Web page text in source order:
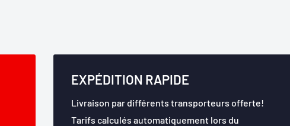
EXPÉDITION RAPIDE
Livraison par différents transporteurs offerte!
Tarifs calculés automatiquement lors du